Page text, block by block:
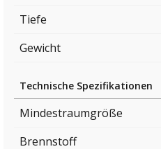
Tiefe
Gewicht
Technische Spezifikationen
Mindestraumgröße
Brennstoff